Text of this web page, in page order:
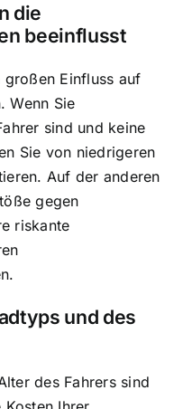
die
beeinflusst
großen Einfluss auf
Wenn Sie
sind und keine
Sie von niedrigeren
Auf der anderen
gegen
riskante
und des
des Fahrers sind